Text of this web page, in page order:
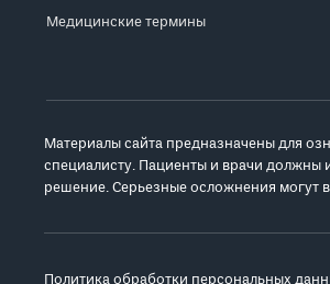
Медицинские термины
Материалы сайта предназначены для
специалисту. Пациенты и врачи должны
решение. Серьезные осложнения могут
Политика обработки персональных